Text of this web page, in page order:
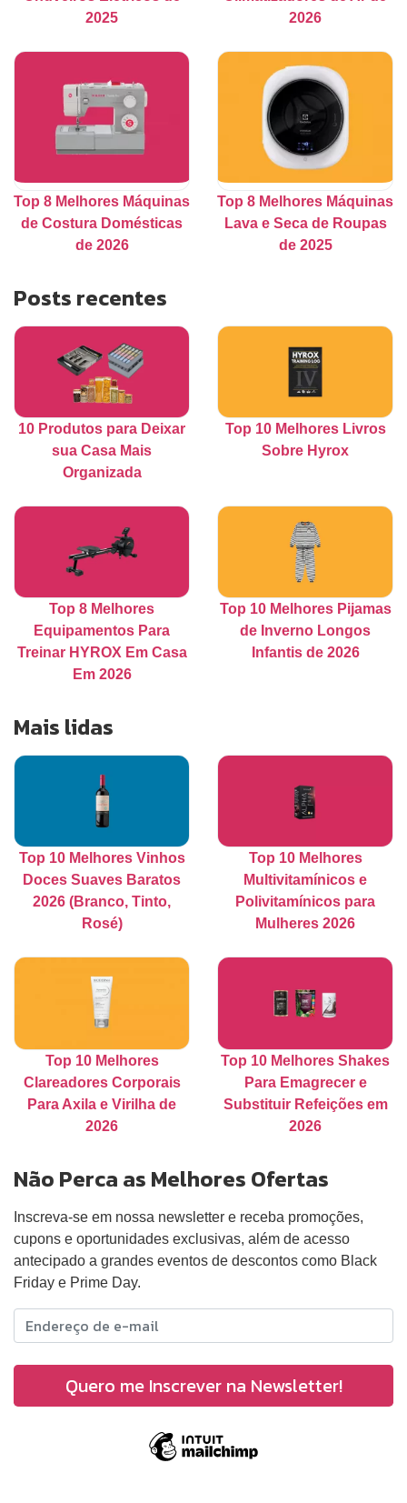
2025
2026
Top 8 Melhores Máquinas
de Costura Domésticas
de 2026
Top 8 Melhores Máquinas
Lava e Seca de Roupas
de 2025
Posts recentes
10 Produtos para Deixar
sua Casa Mais
Organizada
Top 10 Melhores Livros
Sobre Hyrox
Top 8 Melhores
Equipamentos Para
Treinar HYROX Em Casa
Em 2026
Top 10 Melhores Pijamas
de Inverno Longos
Infantis de 2026
Mais lidas
Top 10 Melhores Vinhos
Doces Suaves Baratos
2026 (Branco, Tinto,
Rosé)
Top 10 Melhores
Multivitamínicos e
Polivitamínicos para
Mulheres 2026
Top 10 Melhores
Clareadores Corporais
Para Axila e Virilha de
2026
Top 10 Melhores Shakes
Para Emagrecer e
Substituir Refeições em
2026
Não Perca as Melhores Ofertas
Inscreva-se em nossa newsletter e receba promoções,
cupons e oportunidades exclusivas, além de acesso
antecipado a grandes eventos de descontos como Black
Friday e Prime Day.